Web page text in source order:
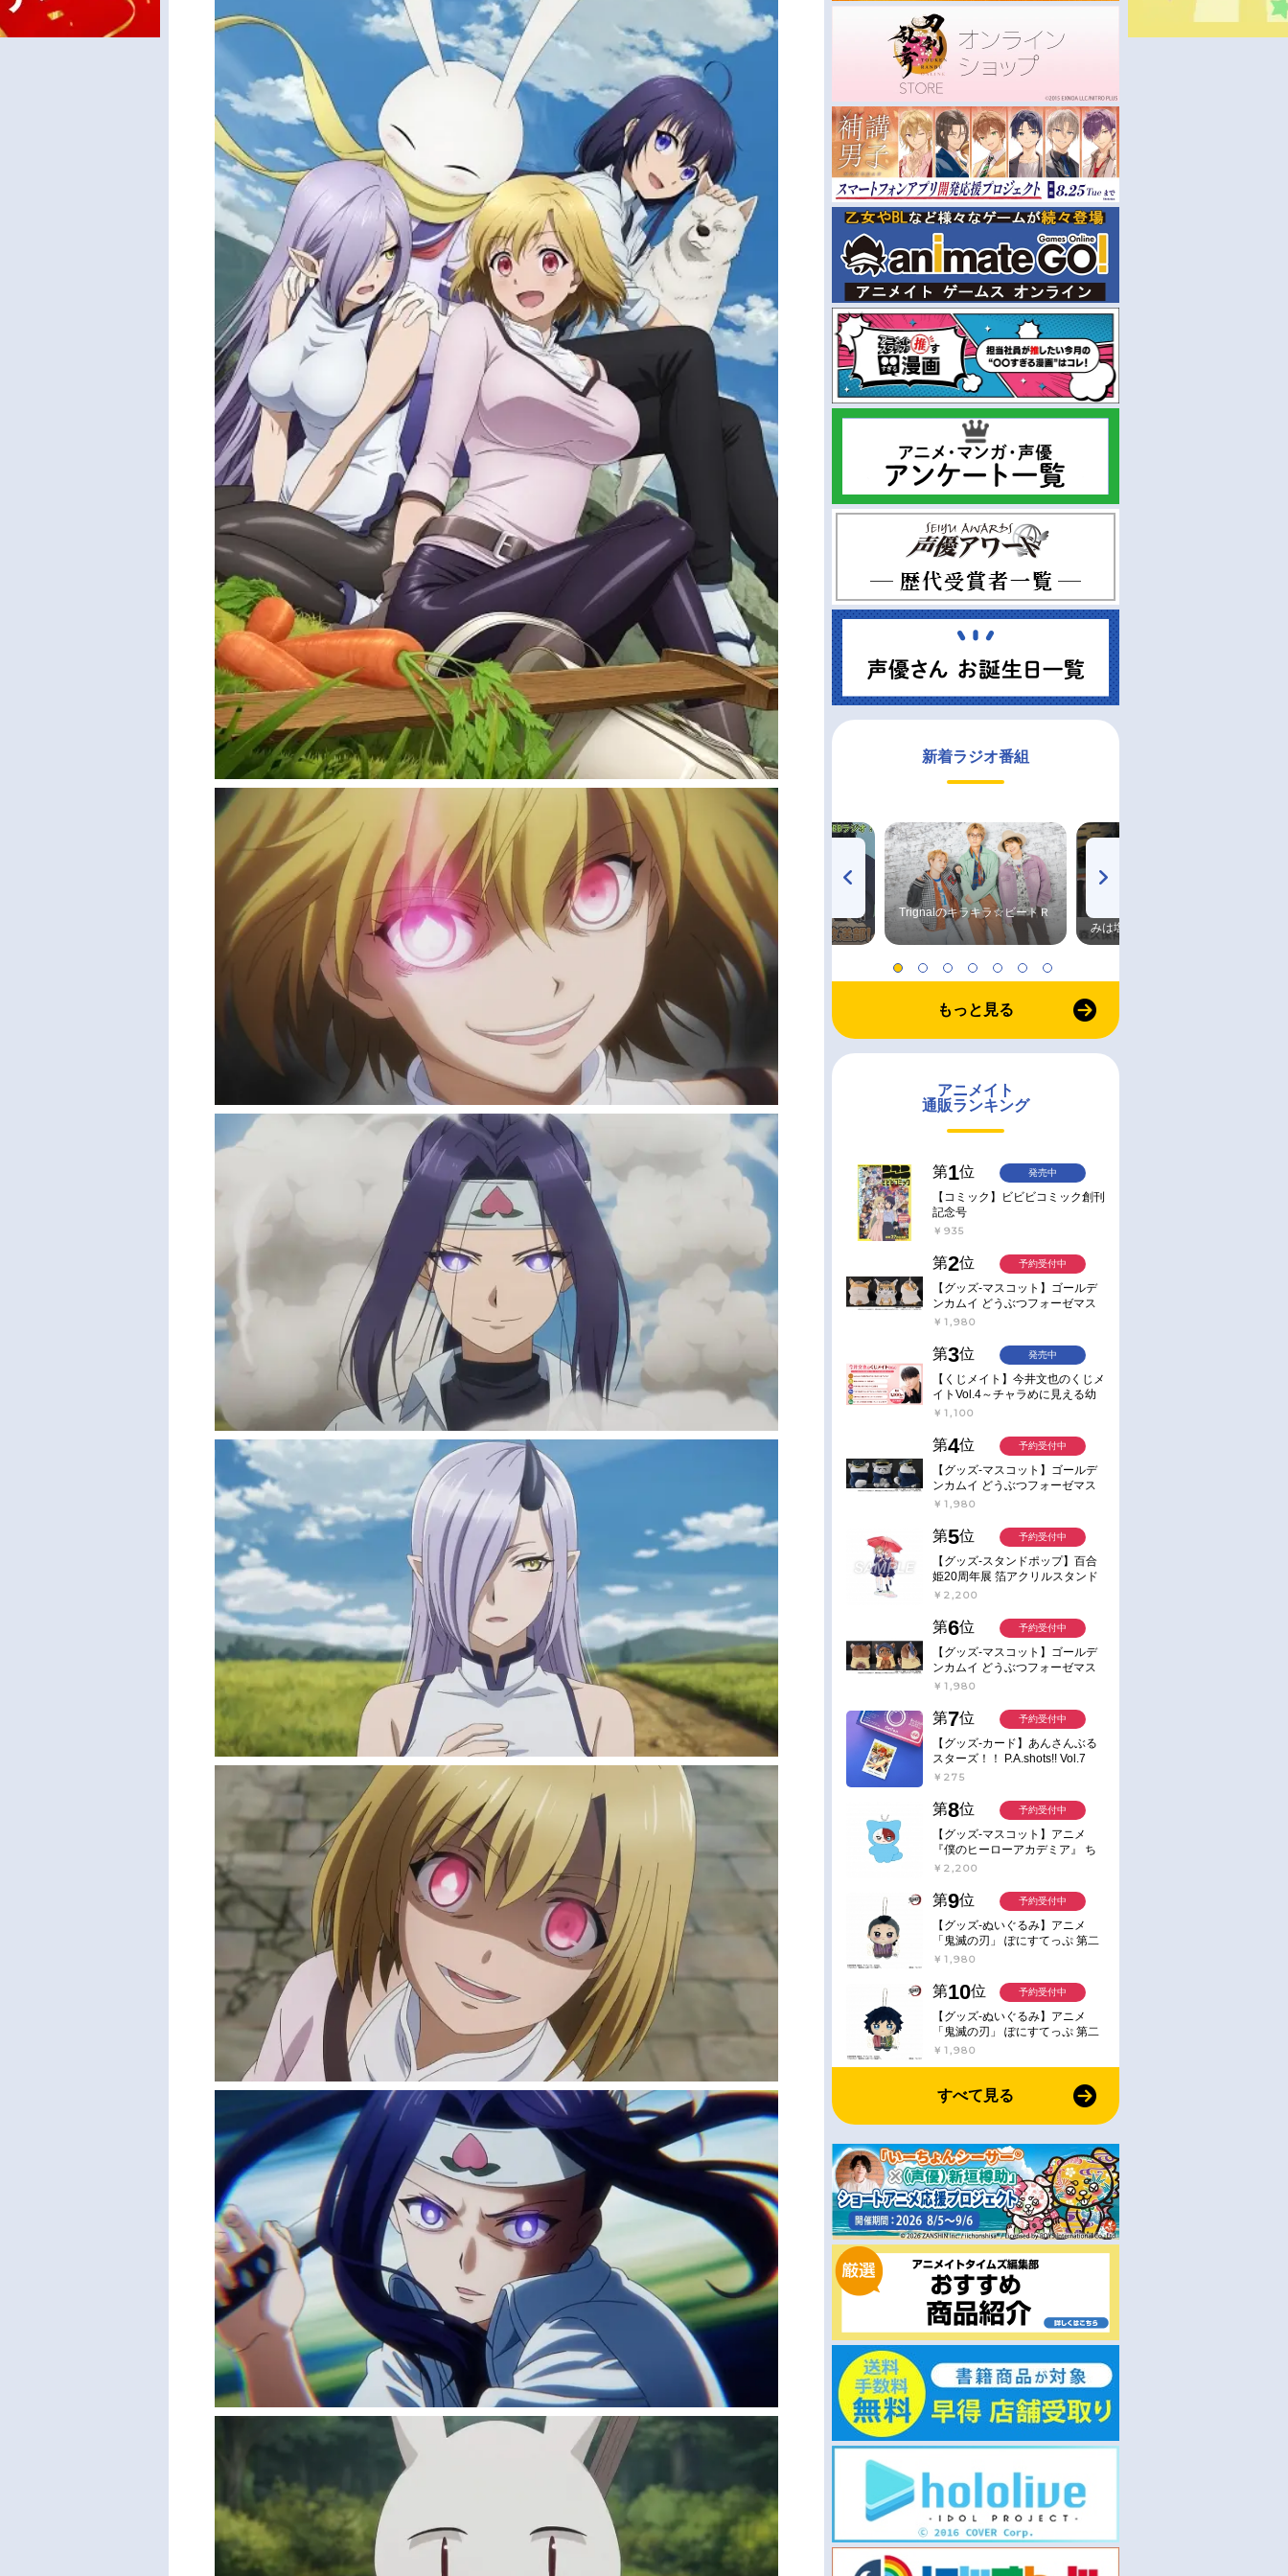
新着ラジオ番組
TVアニメ『戦隊大失格』
radio 大直会 2nd season
ハイキュー!! 烏野高校放送部! Trignalのキラキラ☆ビートＲ
みは塩だけ
もっと見る
アニメイト
通販ランキング
第1位
【コミック】ビビビコミック創刊
記念号
￥935
発売中
第2位
【グッズ-マスコット】ゴールデ
ンカムイ どうぶつフォーゼマス
コット 4.尾形百之助【再販】
￥1,980
予約受付中
第3位
【くじメイト】今井文也のくじメ
イトVol.4～チャラめに見える幼
馴染、実は一途で独占欲が強いん
￥1,100
発売中
第4位
【グッズ-マスコット】ゴールデ
ンカムイ どうぶつフォーゼマス
コット 5.月島軍曹【再販】
￥1,980
予約受付中
第5位
【グッズ-スタンドポップ】百合
姫20周年展 箔アクリルスタンド
E：あおのなち
￥2,200
予約受付中
第6位
【グッズ-マスコット】ゴールデ
ンカムイ どうぶつフォーゼマス
コット 6.鯉登少尉【再販】
￥1,980
予約受付中
第7位
【グッズ-カード】あんさんぶる
スターズ！！ P.A.shots!! Vol.7
Action
￥275
予約受付中
第8位
【グッズ-マスコット】アニメ
『僕のヒーローアカデミア』 ち
みけもますこっと 7.轟凍焦
￥2,200
予約受付中
第9位
【グッズ-ぬいぐるみ】アニメ
「鬼滅の刃」 ぽにすてっぷ 第二
弾 不死川 玄弥
￥1,980
予約受付中
第10位
【グッズ-ぬいぐるみ】アニメ
「鬼滅の刃」 ぽにすてっぷ 第二
弾 冨岡 義勇
￥1,980
予約受付中
すべて見る